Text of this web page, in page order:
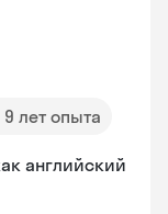
9 лет опыта
английский